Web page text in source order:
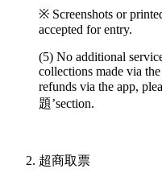
※ Screenshots or
accepted for entry.
(5) No additional
collections made via
refunds via the app,
題’section.
超商取票